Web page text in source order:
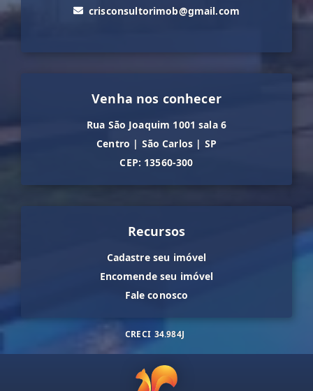
crisconsultorimob@gmail.com
Venha nos conhecer
Rua São Joaquim 1001 sala 6
Centro | São Carlos | SP
CEP: 13560-300
Recursos
Cadastre seu imóvel
Encomende seu imóvel
Fale conosco
CRECI 34.984J